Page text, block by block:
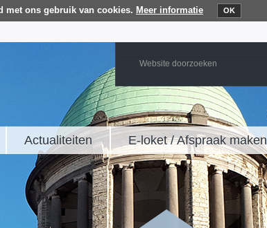
met ons gebruik van cookies. Meer informatie OK
Actualiteiten E-loket / Afspraak maken